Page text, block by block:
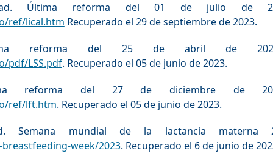
Última reforma del 01 de julio de
ref/lical.htm Recuperado el 29 de septiembre de 2023.
reforma del 25 de abril de
pdf/LSS.pdf. Recuperado el 05 de junio de 2023.
reforma del 27 de diciembre de
ref/lft.htm. Recuperado el 05 de junio de 2023.
Semana mundial de la lactancia materna
week/2023. Recuperado el 6 de junio de